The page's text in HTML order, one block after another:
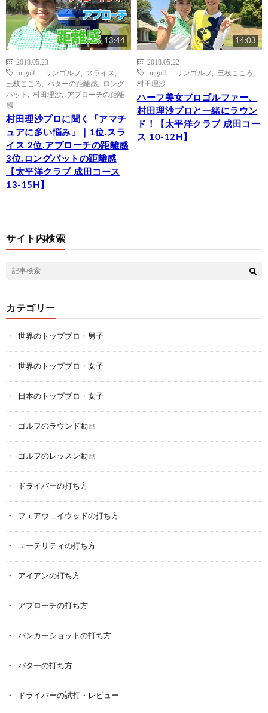
13:44
2018.05.23
ringolf - リンゴルフ
スライス
三枝こころ
パターの距離感
ロング
パット
村田理沙
アプローチの距離
感
村田理沙プロに聞く「アマチ
ュアに多い悩み」｜1位.スラ
イス 2位.アプローチの距離感
3位.ロングパットの距離感
【太平洋クラブ 成田コース
13-15H】
14:03
2018.05.22
ringolf - リンゴルフ
三枝こころ
村田理沙
ハーフ美女プロゴルファー、
村田理沙プロと一緒にラウン
ド！【太平洋クラブ 成田コー
ス 10-12H】
サイト内検索
カテゴリー
世界のトッププロ・男子
世界のトッププロ・女子
日本のトッププロ・女子
ゴルフのラウンド動画
ゴルフのレッスン動画
ドライバーの打ち方
フェアウェイウッドの打ち方
ユーテリティの打ち方
アイアンの打ち方
アプローチの打ち方
バンカーショットの打ち方
パターの打ち方
ドライバーの試打・レビュー